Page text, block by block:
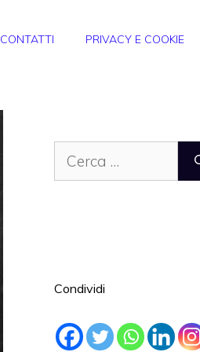
CONTATTI PRIVACY E COOKIE
Ricerca
per:
Condividi